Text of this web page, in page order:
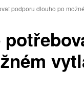
podporu dlouho po